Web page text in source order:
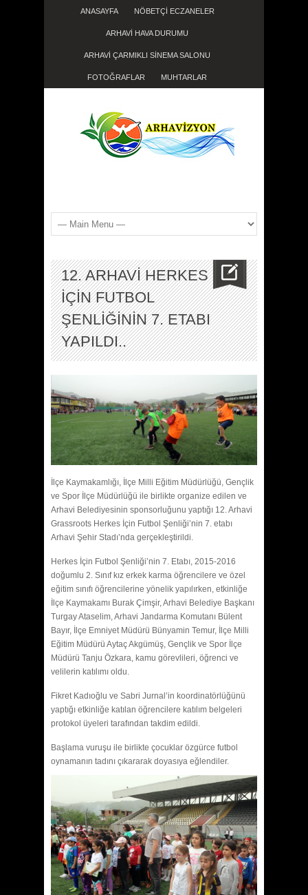
ANASAYFA NÖBETÇİ ECZANELER
ARHAVİ HAVA DURUMU
ARHAVİ ÇARMIKLI SİNEMA SALONU
FOTOĞRAFLAR MUHTARLAR
12. ARHAVİ HERKES
İÇİN FUTBOL
ŞENLİĞİNİN 7. ETABI
YAPILDI..
İlçe Kaymakamlığı, İlçe Milli Eğitim Müdürlüğü, Gençlik
ve Spor İlçe Müdürlüğü ile birlikte organize edilen ve
Arhavi Belediyesinin sponsorluğunu yaptığı 12. Arhavi
Grassroots Herkes İçin Futbol Şenliği’nin 7. etabı
Arhavi Şehir Stadı’nda gerçekleştirildi.
Herkes İçin Futbol Şenliği’nin 7. Etabı, 2015-2016
doğumlu 2. Sınıf kız erkek karma öğrencilere ve özel
eğitim sınıfı öğrencilerine yönelik yapılırken, etkinliğe
İlçe Kaymakamı Burak Çimşir, Arhavi Belediye Başkanı
Turgay Ataselim, Arhavi Jandarma Komutanı Bülent
Bayır, İlçe Emniyet Müdürü Bünyamin Temur, İlçe Milli
Eğitim Müdürü Aytaç Akgümüş, Gençlik ve Spor İlçe
Müdürü Tanju Özkara, kamu görevlileri, öğrenci ve
velilerin katılımı oldu.
Fikret Kadıoğlu ve Sabri Jurnal’in koordinatörlüğünü
yaptığı etkinliğe katılan öğrencilere katılım belgeleri
protokol üyeleri tarafından takdim edildi.
Başlama vuruşu ile birlikte çocuklar özgürce futbol
oynamanın tadını çıkararak doyasıya eğlendiler.